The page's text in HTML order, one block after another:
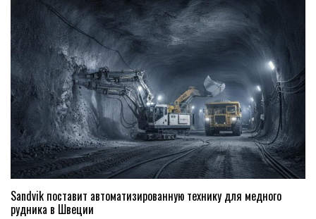
Sandvik поставит автоматизированную технику для медного
рудника в Швеции